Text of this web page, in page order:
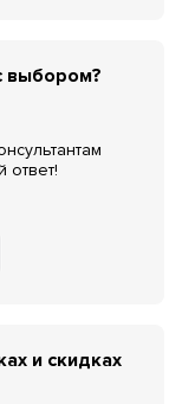
выбором?
ответ!
и скидках